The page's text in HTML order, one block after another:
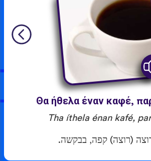
Θα ήθελα έναν καφέ,
Tha íthela énan kafé,
(רוצה) קפה, בבקשה.